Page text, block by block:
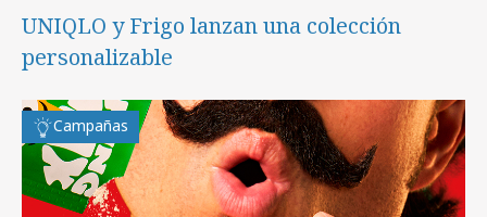
UNIQLO y Frigo lanzan una colección
personalizable
Campañas